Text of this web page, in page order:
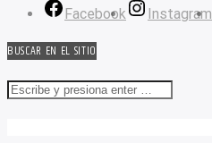
Facebook Instagram
BUSCAR EN EL SITIO